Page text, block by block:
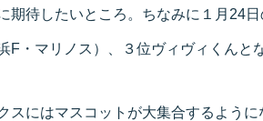
期待したいところ。ちなみに１月24
F・マリノス）、３位ヴィヴィくんと
スにはマスコットが大集合するよう